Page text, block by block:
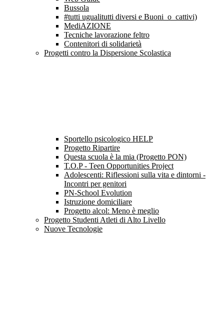
Bussola
#tutti ugualitutti diversi e Buoni_o_cattivi)
MediAZIONE
Tecniche lavorazione feltro
Contenitori di solidarietà
Progetti contro la Dispersione Scolastica
Sportello psicologico HELP
Progetto Ripartire
Questa scuola è la mia (Progetto PON)
T.O.P - Teen Opportunities Project
Adolescenti: Riflessioni sulla vita e dintorni -
Incontri per genitori
PN-School Evolution
Istruzione domiciliare
Progetto alcol: Meno è meglio
Progetto Studenti Atleti di Alto Livello
Nuove Tecnologie